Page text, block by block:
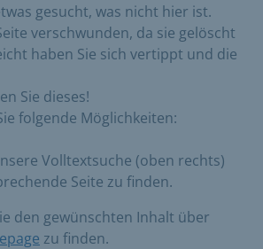
gesucht, was nicht hier ist.
verschwunden, da sie gelöscht
haben Sie sich vertippt und die
Sie dieses!
folgende Möglichkeiten:
Volltextsuche (oben rechts)
Seite zu finden.
den gewünschten Inhalt über
zu finden.